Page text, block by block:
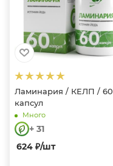
Ламинария / КЕЛП / 60
капсул
Много
+ 31
624 ₽/шт